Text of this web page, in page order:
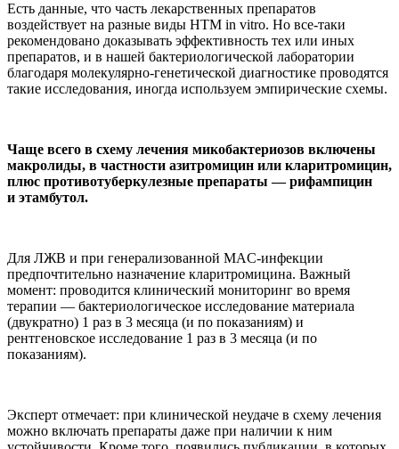
Есть данные, что часть лекарственных препаратов
воздействует на разные виды НТМ in vitro. Но все-таки
рекомендовано доказывать эффективность тех или иных
препаратов, и в нашей бактериологической лаборатории
благодаря молекулярно-генетической диагностике проводятся
такие исследования, иногда используем эмпирические схемы.
Чаще всего в схему лечения микобактериозов включены
макролиды, в частности азитромицин или кларитромицин,
плюс противотуберкулезные препараты — рифампицин
и этамбутол.
Для ЛЖВ и при генерализованной MAC-инфекции
предпочтительно назначение кларитромицина. Важный
момент: проводится клинический мониторинг во время
терапии — бактериологическое исследование материала
(двукратно) 1 раз в 3 месяца (и по показаниям) и
рентгеновское исследование 1 раз в 3 месяца (и по
показаниям).
Эксперт отмечает: при клинической неудаче в схему лечения
можно включать препараты даже при наличии к ним